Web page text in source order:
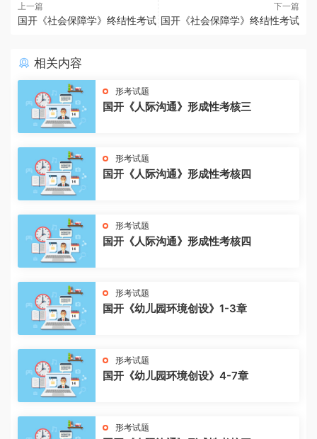
上一篇
国开《社会保障学》终结性考试
下一篇
国开《社会保障学》终结性考试
相关内容
形考试题
国开《人际沟通》形成性考核三
形考试题
国开《人际沟通》形成性考核四
形考试题
国开《人际沟通》形成性考核四
形考试题
国开《幼儿园环境创设》1-3章
形考试题
国开《幼儿园环境创设》4-7章
形考试题